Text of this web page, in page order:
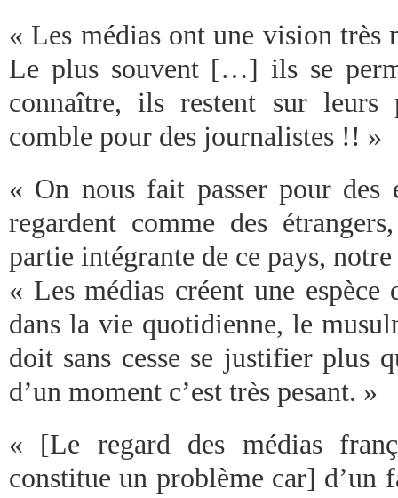
« Les médias ont une vision très
Le plus souvent […] ils se
connaître, ils restent sur
comble pour des journalistes !! »
« On nous fait passer pour des
regardent comme des
partie intégrante de ce pays,
« Les médias créent une espèce
dans la vie quotidienne, le
doit sans cesse se justifier plus
d’un moment c’est très pesant. »
« [Le regard des médias
constitue un problème car]